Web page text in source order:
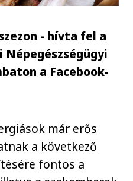
- hívta fel a
a Facebook-
már erős
a következő
fontos a